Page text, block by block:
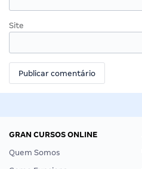
Site
GRAN CURSOS ONLINE
Quem Somos